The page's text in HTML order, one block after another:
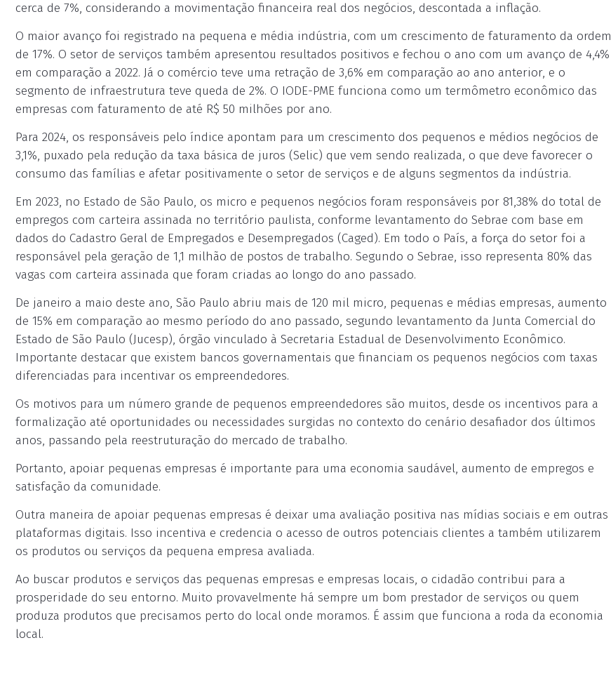
cerca de 7%, considerando a movimentação financeira real dos negócios, descontada a inflação.
O maior avanço foi registrado na pequena e média indústria, com um crescimento de faturamento da ordem
de 17%. O setor de serviços também apresentou resultados positivos e fechou o ano com um avanço de 4,4%
em comparação a 2022. Já o comércio teve uma retração de 3,6% em comparação ao ano anterior, e o
segmento de infraestrutura teve queda de 2%. O IODE-PME funciona como um termômetro econômico das
empresas com faturamento de até R$ 50 milhões por ano.
Para 2024, os responsáveis pelo índice apontam para um crescimento dos pequenos e médios negócios de
3,1%, puxado pela redução da taxa básica de juros (Selic) que vem sendo realizada, o que deve favorecer o
consumo das famílias e afetar positivamente o setor de serviços e de alguns segmentos da indústria.
Em 2023, no Estado de São Paulo, os micro e pequenos negócios foram responsáveis por 81,38% do total de
empregos com carteira assinada no território paulista, conforme levantamento do Sebrae com base em
dados do Cadastro Geral de Empregados e Desempregados (Caged). Em todo o País, a força do setor foi a
responsável pela geração de 1,1 milhão de postos de trabalho. Segundo o Sebrae, isso representa 80% das
vagas com carteira assinada que foram criadas ao longo do ano passado.
De janeiro a maio deste ano, São Paulo abriu mais de 120 mil micro, pequenas e médias empresas, aumento
de 15% em comparação ao mesmo período do ano passado, segundo levantamento da Junta Comercial do
Estado de São Paulo (Jucesp), órgão vinculado à Secretaria Estadual de Desenvolvimento Econômico.
Importante destacar que existem bancos governamentais que financiam os pequenos negócios com taxas
diferenciadas para incentivar os empreendedores.
Os motivos para um número grande de pequenos empreendedores são muitos, desde os incentivos para a
formalização até oportunidades ou necessidades surgidas no contexto do cenário desafiador dos últimos
anos, passando pela reestruturação do mercado de trabalho.
Portanto, apoiar pequenas empresas é importante para uma economia saudável, aumento de empregos e
satisfação da comunidade.
Outra maneira de apoiar pequenas empresas é deixar uma avaliação positiva nas mídias sociais e em outras
plataformas digitais. Isso incentiva e credencia o acesso de outros potenciais clientes a também utilizarem
os produtos ou serviços da pequena empresa avaliada.
Ao buscar produtos e serviços das pequenas empresas e empresas locais, o cidadão contribui para a
prosperidade do seu entorno. Muito provavelmente há sempre um bom prestador de serviços ou quem
produza produtos que precisamos perto do local onde moramos. É assim que funciona a roda da economia
local.